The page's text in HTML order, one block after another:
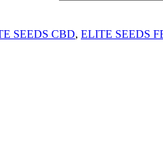
SEEDS CBD, ELITE SEEDS